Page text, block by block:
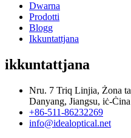
Dwarna
Prodotti
Blogg
Ikkuntattjana
ikkuntattjana
Nru. 7 Triq Linjia, Żona
Danyang, Jiangsu, iċ-
+86-511-86232269
info@idealoptical.net